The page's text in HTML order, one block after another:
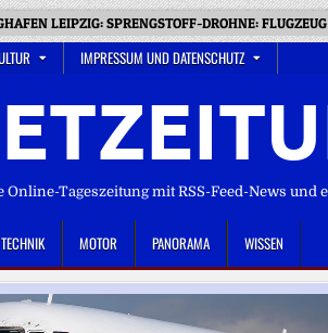
LEIPZIG: SPRENGSTOFF-DROHNE:
IMPRESSUM UND DATENSCHUTZ
Tageszeitung mit RSS-Feed-News
TECHNIK MOTOR PANORAMA WISSEN